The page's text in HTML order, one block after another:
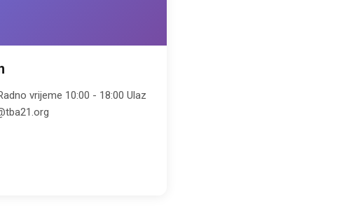
vrijeme 10:00 - 18:00 Ulaz